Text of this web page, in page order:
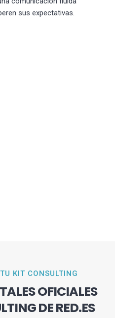
sus expectativas.
KIT CONSULTING
OFICIALES
DE RED.ES